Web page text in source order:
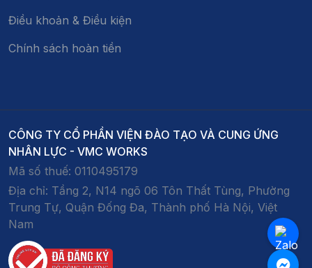
Điều khoản & Điều kiện
Chính sách hoàn tiền
CÔNG TY CỔ PHẦN VIỆN ĐÀO TẠO VÀ CUNG ỨNG
NHÂN LỰC - VMC WORKS
Mã số thuế: 0110495179
Địa chỉ: Tầng 2, N14 ngõ 06 Tôn Thất Tùng, Phường
Trung Tự, Quận Đống Đa, Thành phố Hà Nội, Việt
Nam